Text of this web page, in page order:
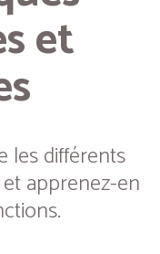
et
les différents
apprenez-en